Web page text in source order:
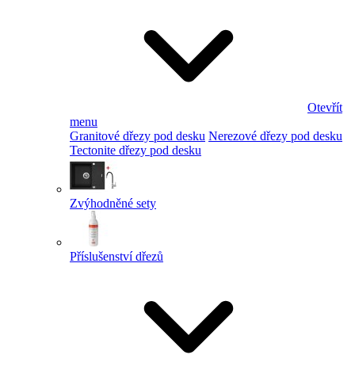
Otevřít
menu
Granitové dřezy pod desku Nerezové dřezy pod desku
Tectonite dřezy pod desku
Zvýhodněné sety
Příslušenství dřezů